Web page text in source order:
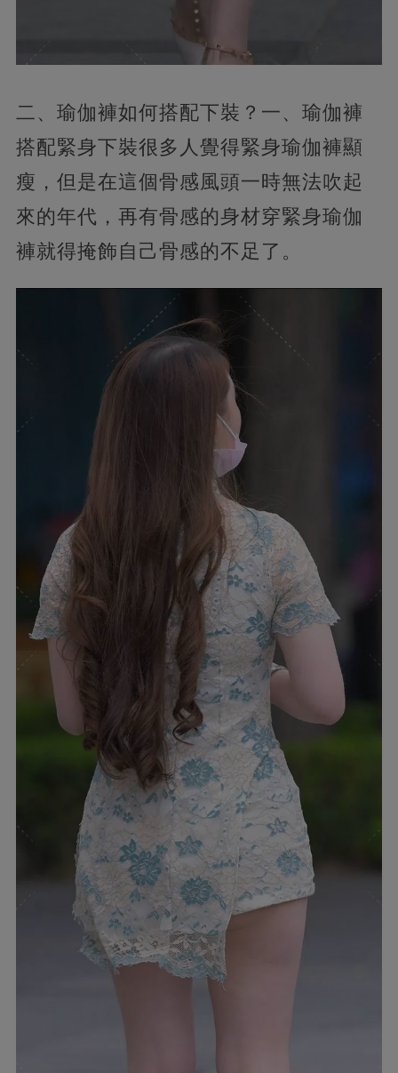
二、瑜伽褲如何搭配下裝？一、瑜伽褲
搭配緊身下裝很多人覺得緊身瑜伽褲顯
瘦，但是在這個骨感風頭一時無法吹起
來的年代，再有骨感的身材穿緊身瑜伽
褲就得掩飾自己骨感的不足了。